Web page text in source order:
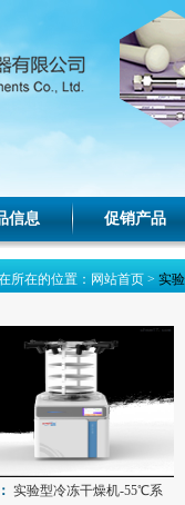
信息 促销产品
所在的位置： 网站首页 > 实
实验型冷冻干燥机-55℃系